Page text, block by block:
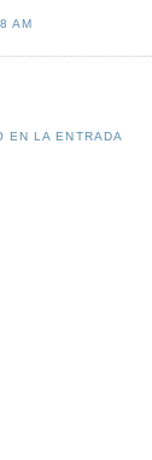
AM
EN LA ENTRADA